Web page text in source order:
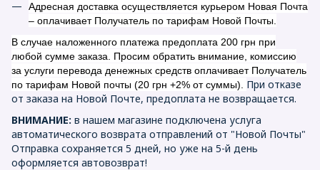
Адресная доставка осуществляется курьером Новая Почта
– оплачивает Получатель по тарифам Новой Почты.
В случае наложенного платежа предоплата 200 грн при
любой сумме заказа. Просим обратить внимание, комиссию
за услуги перевода денежных средств оплачивает Получатель
по тарифам Новой почты (20 грн +2% от суммы). При отказе
от заказа на Новой Почте, предоплата не возвращается.
ВНИМАНИЕ: в нашем магазине подключена услуга
автоматического возврата отправлений от "Новой Почты"
Отправка сохраняется 5 дней, но уже на 5-й день
оформляется автовозврат!